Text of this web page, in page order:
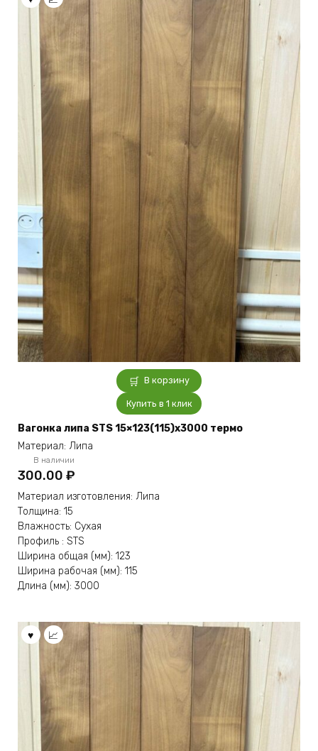
В корзину
Купить в 1 клик
Вагонка липа STS 15×123(115)x3000 термо
Материал: Липа
В наличии
300.00 ₽
Материал изготовления: Липа
Толщина: 15
Влажность: Сухая
Профиль : STS
Ширина общая (мм): 123
Ширина рабочая (мм): 115
Длина (мм): 3000